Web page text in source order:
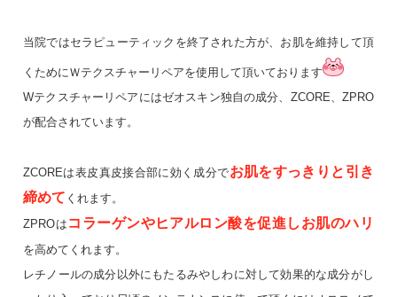
当院ではセラピューティックを終了された方が、お肌を維持して頂
くためにＷテクスチャーリペアを使用して頂いております
Wテクスチャーリペアにはゼオスキン独自の成分、ZCORE、ZPRO
が配合されています。
ZCOREは表皮真皮接合部に効く成分でお肌をすっきりと引き
締めて くれます。
ZPROは コラーゲンやヒアルロン酸を促進しお肌のハリ
を高めてくれます。
レチノールの成分以外にもたるみやしわに対して効果的な成分がし